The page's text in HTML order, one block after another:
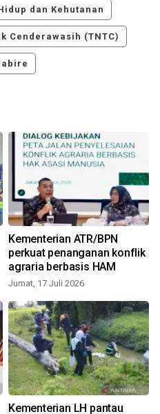
dan Kehutanan
Cenderawasih (TNTC)
Kementerian ATR/BPN
perkuat penanganan konflik
agraria berbasis HAM
Jumat, 17 Juli 2026
Kementerian LH pantau